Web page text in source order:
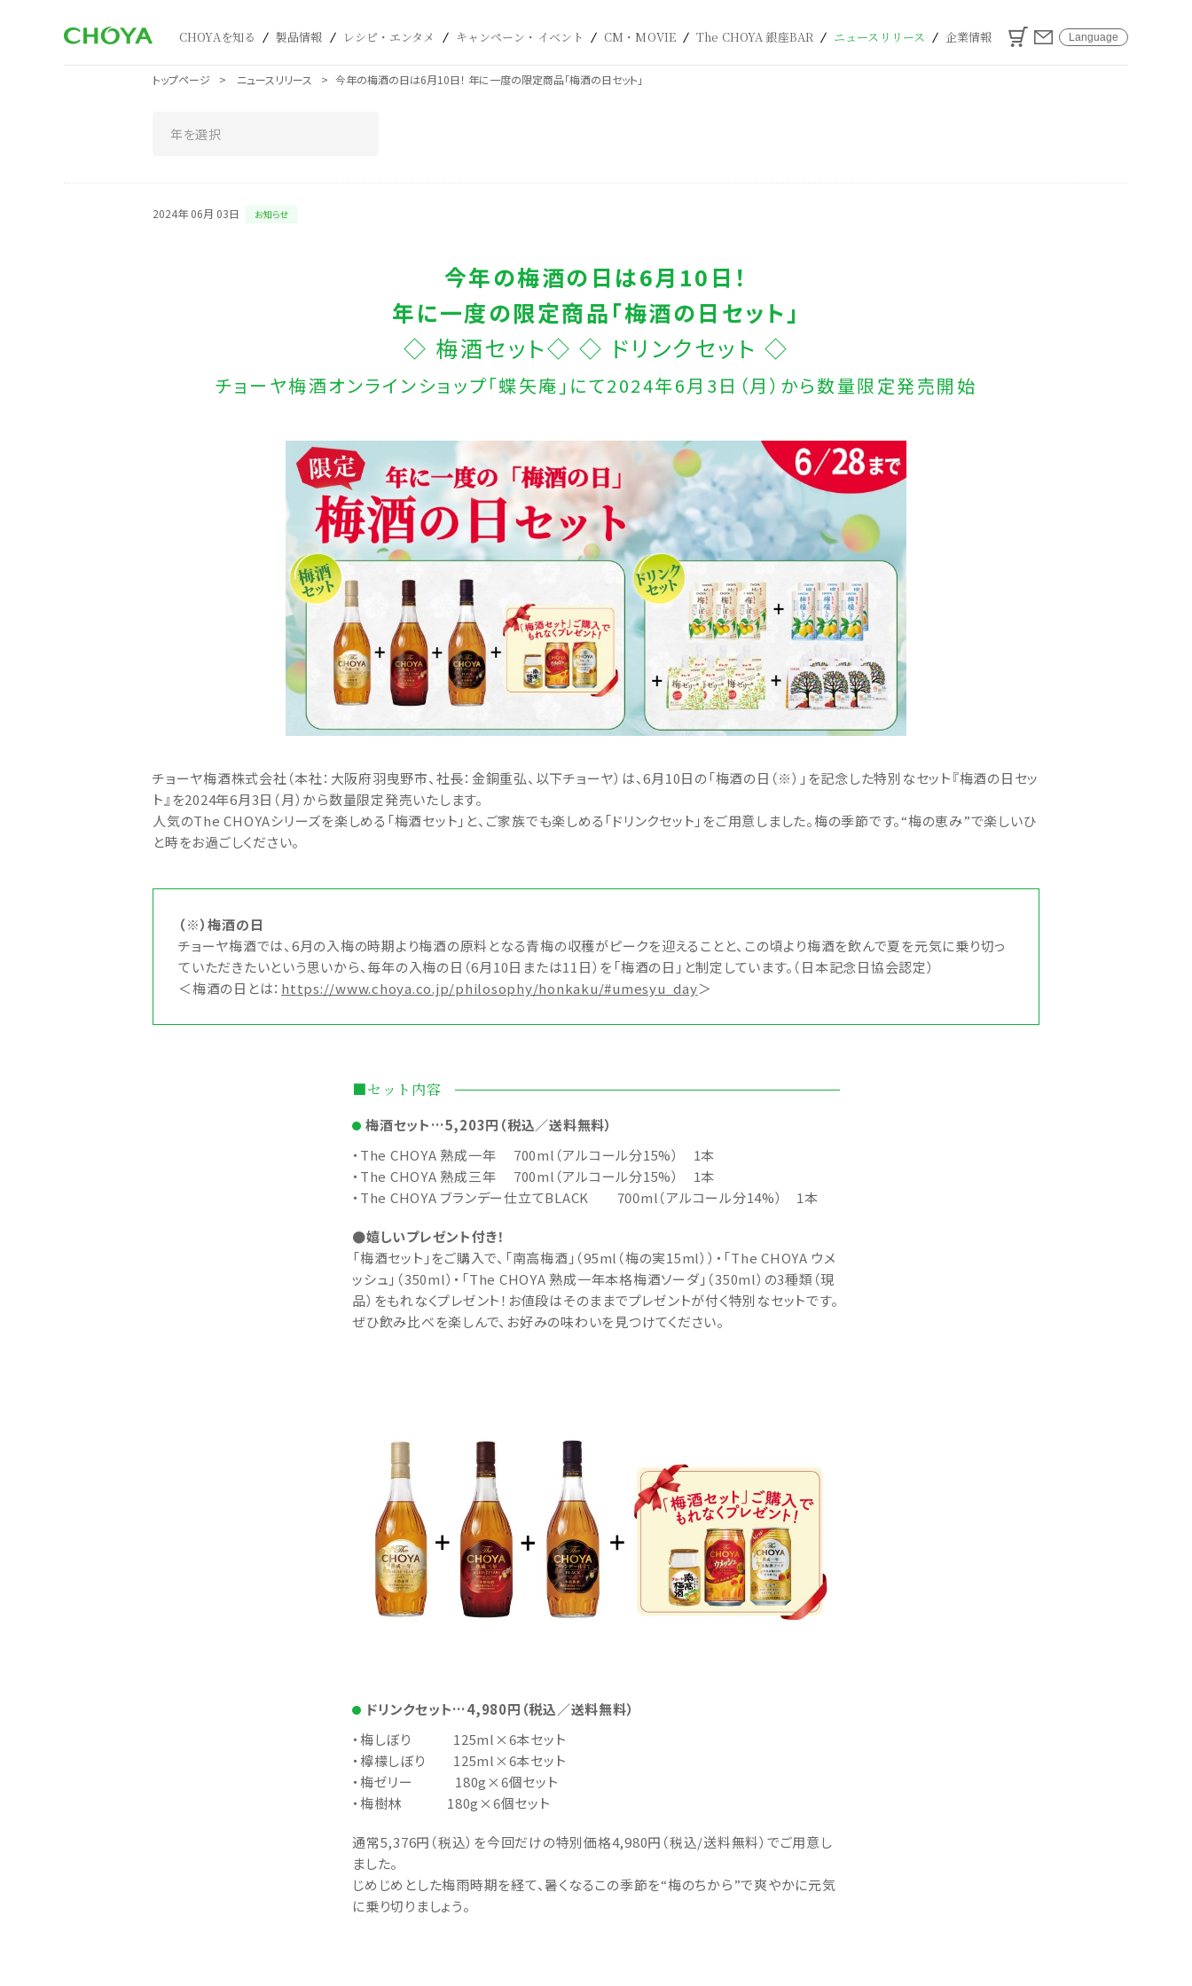
CHOYAを知る 製品情報 レシピ・エンタメ キャンペーン・イベント CM・MOVIE The CHOYA 銀座BAR ニュースリリース 企業情報 カート お問い合わせ
Language
トップページ ニュースリリース 今年の梅酒の日は6月10日！ 年に一度の限定商品「梅酒の日セット」
2024年 06月 03日 お知らせ
今年の梅酒の日は6月10日！
年に一度の限定商品「梅酒の日セット」
◇ 梅酒セット◇ ◇ ドリンクセット ◇
チョーヤ梅酒オンラインショップ「蝶矢庵」にて2024年6月3日（月）から数量限定発売開始
チョーヤ梅酒株式会社（本社：大阪府羽曳野市、社長：金銅重弘、以下チョーヤ）は、6月10日の「梅酒の日（※）」を記念した特別なセット『梅酒の日セッ
ト』を2024年6月3日（月）から数量限定発売いたします。
人気のThe CHOYAシリーズを楽しめる「梅酒セット」と、ご家族でも楽しめる「ドリンクセット」をご用意しました。梅の季節です。“梅の恵み”で楽しいひ
と時をお過ごしください。
（※）梅酒の日
チョーヤ梅酒では、6月の入梅の時期より梅酒の原料となる青梅の収穫がピークを迎えることと、この頃より梅酒を飲んで夏を元気に乗り切っ
ていただきたいという思いから、毎年の入梅の日（6月10日または11日）を「梅酒の日」と制定しています。（日本記念日協会認定）
＜梅酒の日とは： https://www.choya.co.jp/philosophy/honkaku/#umesyu_day＞
■セット内容
梅酒セット…5,203円（税込／送料無料）
・The CHOYA 熟成一年 700ml（アルコール分15%） 1本
・The CHOYA 熟成三年 700ml（アルコール分15%） 1本
・The CHOYA ブランデー仕立てBLACK 700ml（アルコール分14%） 1本
●嬉しいプレゼント付き！
「梅酒セット」をご購入で、「南高梅酒」（95ml（梅の実15ml））・「The CHOYA ウメ
ッシュ」（350ml）・「The CHOYA 熟成一年本格梅酒ソーダ」（350ml）の3種類（現
品）をもれなくプレゼント！お値段はそのままでプレゼントが付く特別なセットです。
ぜひ飲み比べを楽しんで、お好みの味わいを見つけてください。
ドリンクセット…4,980円（税込／送料無料）
・梅しぼり 125ml×6本セット
・檸檬しぼり 125ml×6本セット
・梅ゼリー 180g×6個セット
・梅樹林 180g×6個セット
通常5,376円（税込）を今回だけの特別価格4,980円（税込/送料無料）でご用意し
ました。
じめじめとした梅雨時期を経て、暑くなるこの季節を“梅のちから”で爽やかに元気
に乗り切りましょう。